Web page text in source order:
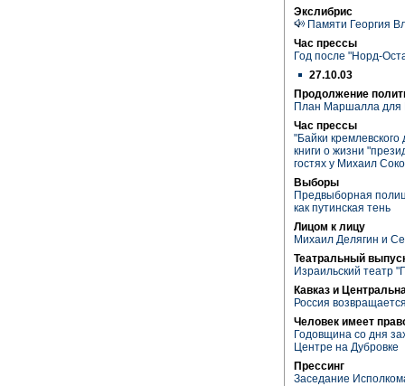
Экслибрис
Памяти Георгия
Час прессы
Год после "Норд-
27.10.03
Продолжение
План Маршалла для
Час прессы
"Байки кремлевского
книги о жизни
гостях у Михаил
Выборы
Предвыборная
как путинская тень
Лицом к лицу
Михаил Делягин и
Театральный
Израильский театр
Кавказ и
Россия
Человек имеет
Годовщина со дня
Центре на Дубровке
Прессинг
Заседание